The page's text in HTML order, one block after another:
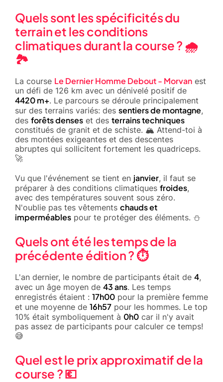
Quels sont les spécificités du
terrain et les conditions
climatiques durant la course ? 🌧️
🏞️
La course Le Dernier Homme Debout - Morvan est
un défi de 126 km avec un dénivelé positif de
4420 m+. Le parcours se déroule principalement
sur des terrains variés: des sentiers de montagne,
des forêts denses et des terrains techniques
constitués de granit et de schiste. 🏔️ Attend-toi à
des montées exigeantes et des descentes
abruptes qui sollicitent fortement les quadriceps.
🚀
Vu que l'événement se tient en janvier, il faut se
préparer à des conditions climatiques froides,
avec des températures souvent sous zéro.
N'oublie pas tes vêtements chauds et
imperméables pour te protéger des éléments. ⛄
Quels ont été les temps de la
précédente édition ? ⏱️
L'an dernier, le nombre de participants était de 4,
avec un âge moyen de 43 ans. Les temps
enregistrés étaient : 17h00 pour la première femme
et une moyenne de 16h57 pour les hommes. Le top
10% était symboliquement à 0h0 car il n'y avait
pas assez de participants pour calculer ce temps!
😅
Quel est le prix approximatif de la
course ? 💶